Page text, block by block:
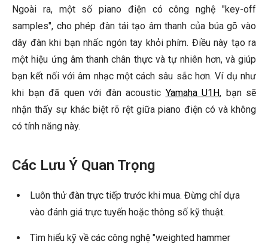
Ngoài ra, một số piano điện có công nghệ "key-off
samples", cho phép đàn tái tạo âm thanh của búa gõ vào
dây đàn khi bạn nhấc ngón tay khỏi phím. Điều này tạo ra
một hiệu ứng âm thanh chân thực và tự nhiên hơn, và giúp
bạn kết nối với âm nhạc một cách sâu sắc hơn. Ví dụ như
khi bạn đã quen với đàn acoustic Yamaha U1H, bạn sẽ
nhận thấy sự khác biệt rõ rệt giữa piano điện có và không
có tính năng này.
Các Lưu Ý Quan Trọng
Luôn thử đàn trực tiếp trước khi mua. Đừng chỉ dựa
vào đánh giá trực tuyến hoặc thông số kỹ thuật.
Tìm hiểu kỹ về các công nghệ "weighted hammer